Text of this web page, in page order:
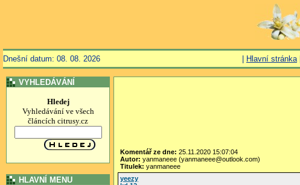
Dnešní datum: 08. 08. 2026 Hlavní stránka|
VYHLEDÁVÁNÍ
Hledej
Vyhledávání ve všech
článcích citrusy.cz
HLAVNÍ MENU
Komentář ze dne: 25.11.2020 15:07:04
Autor: yanmaneee (yanmaneee@outlook.com)
Titulek: yanmaneee
yeezy